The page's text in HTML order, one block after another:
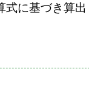
に基づき算出